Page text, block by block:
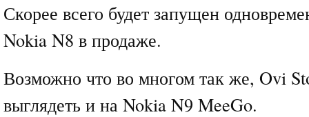
Скорее всего будет запущен
Nokia N8 в продаже.
Возможно что во многом так же, Ovi
выглядеть и на Nokia N9 MeeGo.